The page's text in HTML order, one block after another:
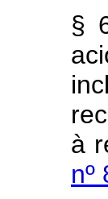
§
à
nº